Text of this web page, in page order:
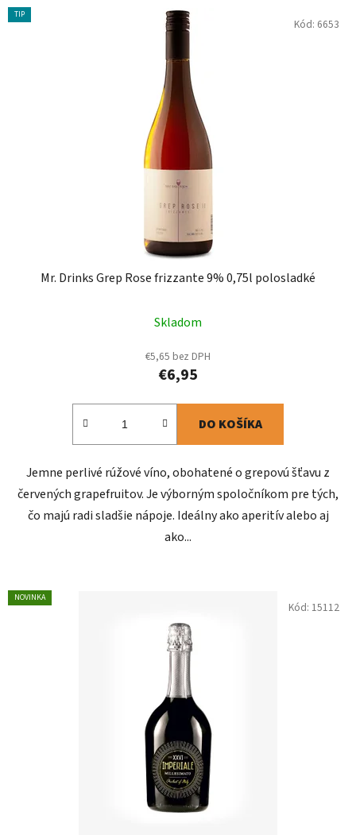
e
V
ý
TIP
Mr. Drinks Grep Rose frizzante 9% 0,75l polosladké
Skladom
€5,65 bez DPH
€6,95
DO KOŠÍKA
Jemne perlivé rúžové víno, obohatené o grepovú šťavu z
červených grapefruitov. Je výborným spoločníkom pre tých,
čo majú radi sladšie nápoje. Ideálny ako aperitív alebo aj
ako...
Kód: 6653
NOVINKA
Kód: 15112